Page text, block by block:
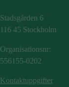
Stadsgården 6
116 45 Stockholm
Organisationsnr:
556155-0202
Kontaktuppgifter